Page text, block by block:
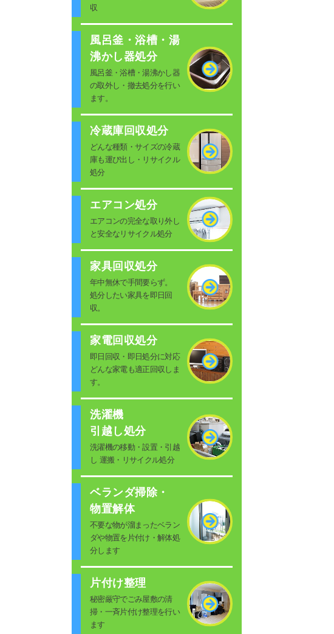
収
風呂釜・浴槽・湯
沸かし器処分
風呂釜・浴槽・湯沸かし器
の取外し・撤去処分を行い
ます。
冷蔵庫回収処分
どんな種類・サイズの冷蔵
庫も運び出し・リサイクル
処分
エアコン処分
エアコンの完全な取り外し
と安全なリサイクル処分
家具回収処分
年中無休で手間要らず。
処分したい家具を即日回
収。
家電回収処分
即日回収・即日処分に対応
どんな家電も適正回収しま
す。
洗濯機
引越し処分
洗濯機の移動・設置・引越
し 運搬・リサイクル処分
ベランダ掃除・
物置解体
不要な物が溜まったベラン
ダや物置を片付け・解体処
分します
片付け整理
秘密厳守でごみ屋敷の清
掃・一斉片付け整理を行い
ます